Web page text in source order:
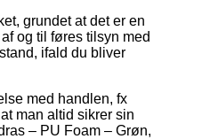
grundet at det er en
og til føres tilsyn med
ifald du bliver
med handlen, fx
man altid sikrer sin
– PU Foam – Grøn,